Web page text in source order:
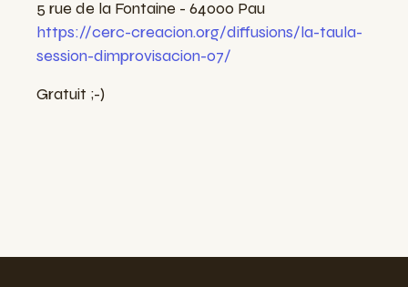
5 rue de la Fontaine - 64000 Pau
https://cerc-creacion.org/diffusions/la-taula-
session-dimprovisacion-07/
Gratuit ;-)